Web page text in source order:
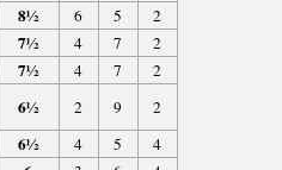
8½ 6 5
2
7½ 4 7
2
7½ 4 7
2
6½ 2 9
2
6½ 4 5
4